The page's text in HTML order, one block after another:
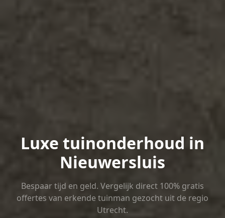
Luxe tuinonderhoud in
Nieuwersluis
Bespaar tijd en geld. Vergelijk direct 100% gratis
offertes van erkende tuinman gezocht uit de regio
Utrecht.